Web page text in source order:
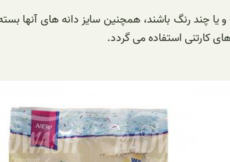
رنگ باشند، همچنین سایز دانه های آنها
کارتنی استفاده می گردد.